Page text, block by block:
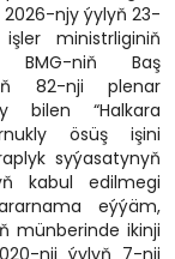
njy ýylyň 23-
ministrliginiň
BMG-niň Baş
82-nji plenar
bilen “Halkara
ösüş işini
syýasatynyň
kabul edilmegi
eýýäm,
münberinde ikinji
nji ýylyň 7-nji